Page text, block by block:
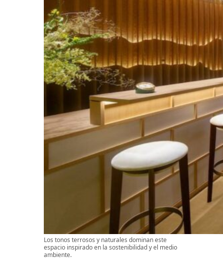
Los tonos terrosos y naturales dominan este
espacio inspirado en la sostenibilidad y el medio
ambiente.